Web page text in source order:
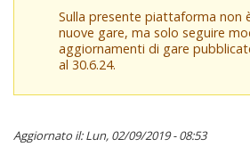
Sulla presente piattaforma non
nuove gare, ma solo seguire
aggiornamenti di gare
al 30.6.24.
Aggiornato il: Lun, 02/09/2019 - 08:53